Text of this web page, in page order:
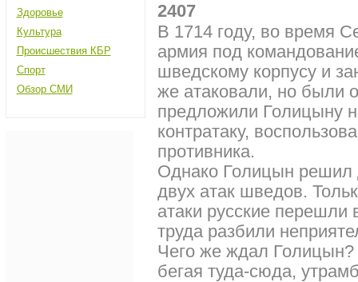
Здоровье
Культура
Происшествия КБР
Спорт
Обзор СМИ
2407
В 1714 году, во время
армия под
шведскому корпусу и
же атаковали, но были
предложили Голицыну
контратаку,
противника.
Однако Голицын решил
двух атак шведов.
атаки русские перешли
труда разбили
Чего же ждал
бегая туда-сюда,